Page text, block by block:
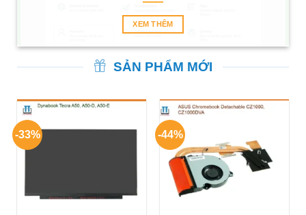
XEM THÊM
SẢN PHẨM MỚI
-33% -44%